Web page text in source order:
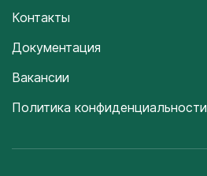
Контакты
Документация
Вакансии
Политика конфиденциальности